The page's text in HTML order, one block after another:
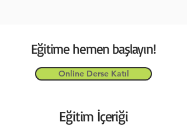
Eğitime hemen başlayın!
Online Derse Katıl
Eğitim İçeriği